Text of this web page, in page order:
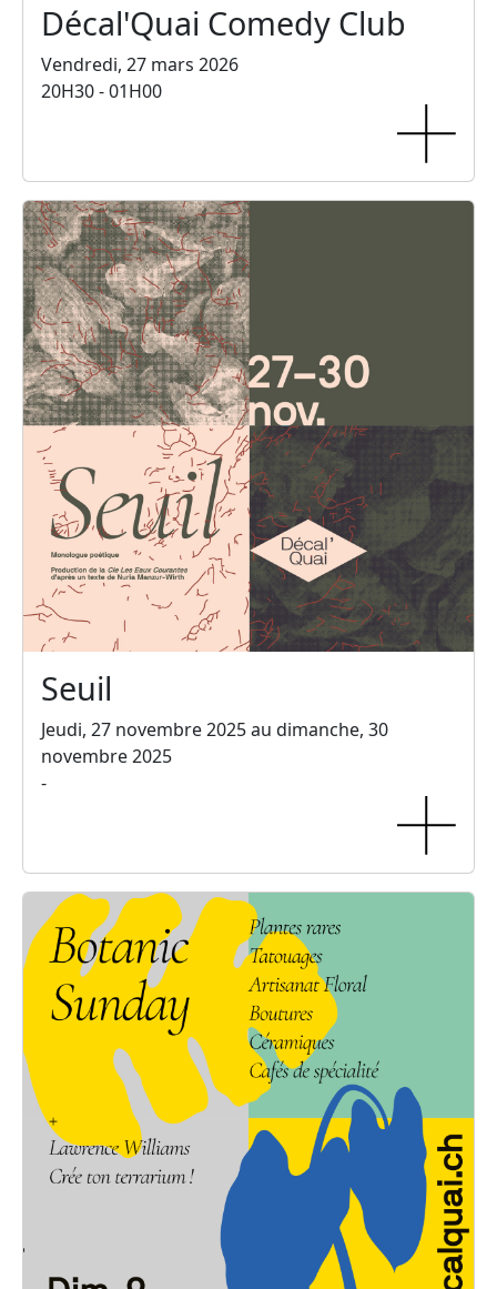
Décal'Quai Comedy Club
Vendredi, 27 mars 2026
20H30 - 01H00
Seuil
Jeudi, 27 novembre 2025 au dimanche, 30
novembre 2025
-